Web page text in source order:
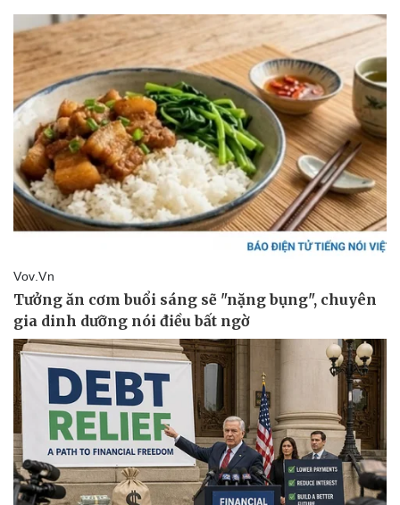
Kinh tế
Bất động sản
Khởi nghiệp
Giá vàng
Tiêu dùng
Tỷ giá
Chứng khoán
Giá cà phê